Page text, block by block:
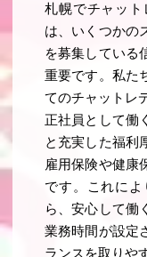
札幌でチャッ
は、いくつかの
を募集している
重要です。私た
てのチャットレ
正社員として働
と充実した福利
雇用保険や健康
です。これに
ら、安心して働
業務時間が設定
ランスを取りや